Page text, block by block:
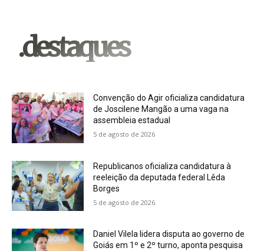
.destaques
Convenção do Agir oficializa candidatura
de Joscilene Mangão a uma vaga na
assembleia estadual
5 de agosto de 2026
Republicanos oficializa candidatura à
reeleição da deputada federal Lêda
Borges
5 de agosto de 2026
Daniel Vilela lidera disputa ao governo de
Goiás em 1º e 2º turno, aponta pesquisa